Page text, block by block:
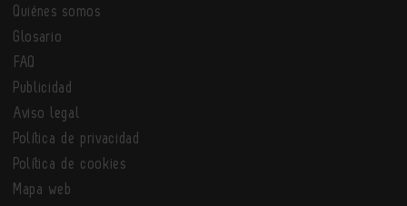
Quiénes somos
Glosario
FAQ
Publicidad
Aviso legal
Política de privacidad
Política de cookies
Mapa web